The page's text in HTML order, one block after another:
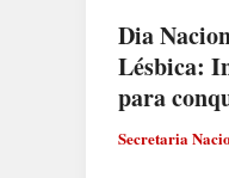
Dia
Lésbica:
para
Secretaria